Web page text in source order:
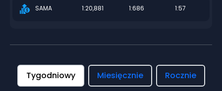
SAMA 1:20,881 1:686 1:57
Tygodniowy Miesięcznie Rocznie